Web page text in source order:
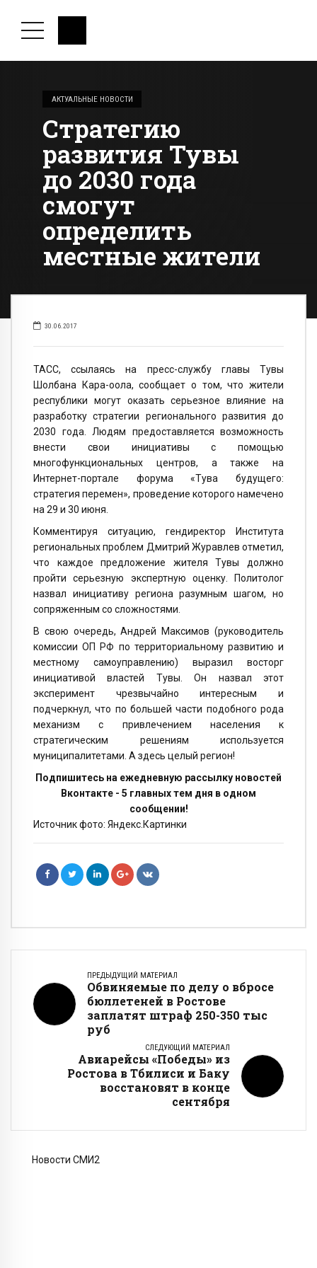
АКТУАЛЬНЫЕ НОВОСТИ
Стратегию
развития Тувы
до 2030 года
смогут
определить
местные жители
30.06.2017
ТАСС, ссылаясь на пресс-службу главы Тувы
Шолбана Кара-оола, сообщает о том, что жители
республики могут оказать серьезное влияние на
разработку стратегии регионального развития до
2030 года. Людям предоставляется возможность
внести свои инициативы с помощью
многофункциональных центров, а также на
Интернет-портале форума «Тува будущего:
стратегия перемен», проведение которого намечено
на 29 и 30 июня.
Комментируя ситуацию, гендиректор Института
региональных проблем Дмитрий Журавлев отметил,
что каждое предложение жителя Тувы должно
пройти серьезную экспертную оценку. Политолог
назвал инициативу региона разумным шагом, но
сопряженным со сложностями.
В свою очередь, Андрей Максимов (руководитель
комиссии ОП РФ по территориальному развитию и
местному самоуправлению) выразил восторг
инициативой властей Тувы. Он назвал этот
эксперимент чрезвычайно интересным и
подчеркнул, что по большей части подобного рода
механизм с привлечением населения к
стратегическим решениям используется
муниципалитетами. А здесь целый регион!
Подпишитесь на ежедневную рассылку новостей
Вконтакте - 5 главных тем дня в одном
сообщении!
Источник фото: Яндекс.Картинки
ПРЕДЫДУЩИЙ МАТЕРИАЛ
Обвиняемые по делу о вбросе
бюллетеней в Ростове
заплатят штраф 250-350 тыс
руб
СЛЕДУЮЩИЙ МАТЕРИАЛ
Авиарейсы «Победы» из
Ростова в Тбилиси и Баку
восстановят в конце
сентября
Новости СМИ2